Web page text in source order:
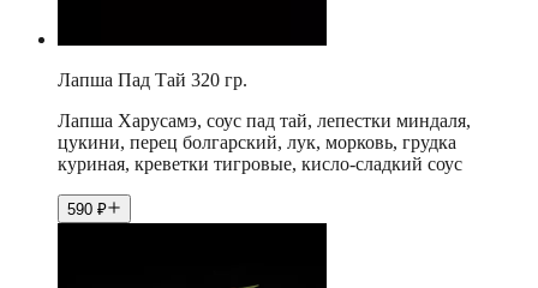
Лапша Пад Тай 320 гр.
Лапша Харусамэ, соус пад тай, лепестки миндаля,
цукини, перец болгарский, лук, морковь, грудка
куриная, креветки тигровые, кисло-сладкий соус
590 ₽